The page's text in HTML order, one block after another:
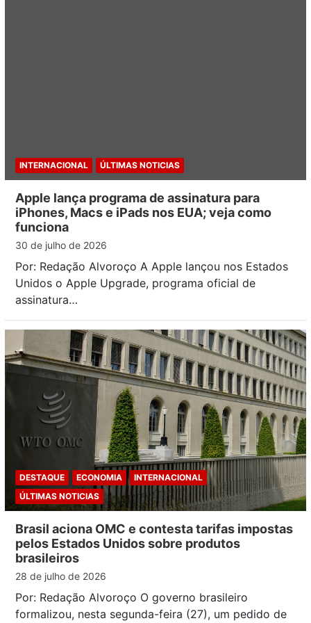
INTERNACIONAL ÚLTIMAS NOTICIAS
Apple lança programa de assinatura para
iPhones, Macs e iPads nos EUA; veja como
funciona
30 de julho de 2026
Por: Redação Alvoroço A Apple lançou nos Estados
Unidos o Apple Upgrade, programa oficial de
assinatura…
DESTAQUE ECONOMIA
INTERNACIONAL
ÚLTIMAS NOTICIAS
Brasil aciona OMC e contesta tarifas impostas
pelos Estados Unidos sobre produtos
brasileiros
28 de julho de 2026
Por: Redação Alvoroço O governo brasileiro
formalizou, nesta segunda-feira (27), um pedido de